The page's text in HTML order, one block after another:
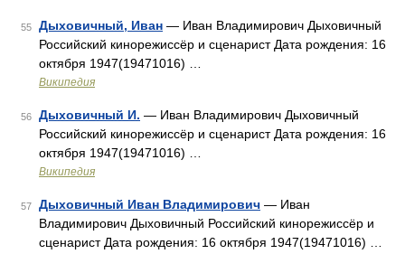
55 Дыховичный, Иван — Иван Владимирович Дыховичный
Российский кинорежиссёр и сценарист Дата рождения: 16
октября 1947(19471016) …
Википедия
56 Дыховичный И. — Иван Владимирович Дыховичный
Российский кинорежиссёр и сценарист Дата рождения: 16
октября 1947(19471016) …
Википедия
57 Дыховичный Иван Владимирович — Иван
Владимирович Дыховичный Российский кинорежиссёр и
сценарист Дата рождения: 16 октября 1947(19471016) …